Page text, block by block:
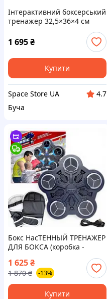
Інтерактивний боксерський
тренажер 32,5×36×4 см
1 695₴
Купити
Space Store UA
4.7
Буча
Бокс НасТЕННЫЙ ТРЕНАЖЕР
ДЛЯ БОКСА (коробка -
1 625₴
1 870 ₴ -13%
Купити